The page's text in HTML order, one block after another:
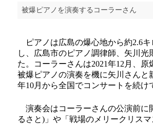
被爆ピアノを演奏するコーラーさん
ピアノは広島の爆心地から約2.6キ
し、広島市のピアノ調律師、矢川光
た。コーラーさんは2021年12月、原
被爆ピアノの演奏を機に矢川さんと
年10月から全国でコンサートを続け
演奏会はコーラーさんの公演前に
るさと)」や「戦場のメリークリス